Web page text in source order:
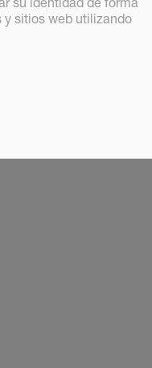
sitios web utilizando